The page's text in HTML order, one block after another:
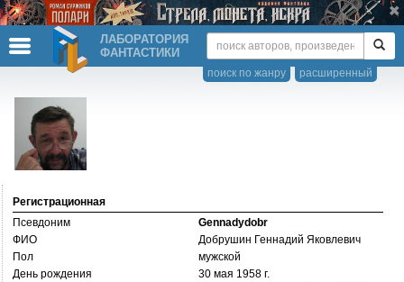
ЛАБОРАТОРИЯ
ФАНТАСТИКИ
расширенный
поиск по жанру
Регистрационная
Псевдоним
Gennadydobr
ФИО
Добрушин Геннадий Яковлевич
Пол
мужской
День рождения
30 мая 1958 г.